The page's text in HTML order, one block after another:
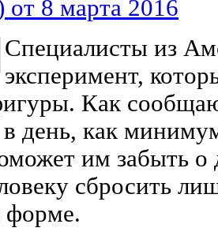
8 марта 2016
Специалисты из
эксперимент,
Как
день, как
им забыть о
сбросить
форме.